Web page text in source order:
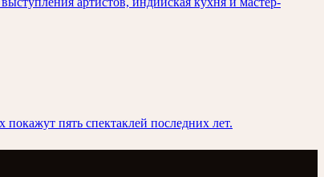
пять спектаклей последних лет.